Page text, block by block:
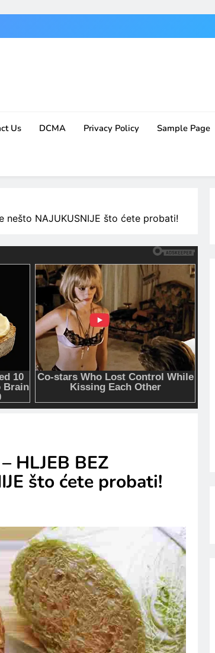
Us DCMA Privacy Policy Sample Page
nešto NAJUKUSNIJE što ćete probati!
HLJEB BEZ
što ćete probati!